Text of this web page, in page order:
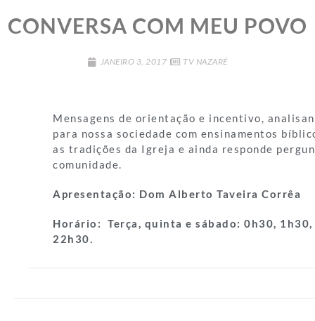
CONVERSA COM MEU POVO
JANEIRO 3, 2017 TV NAZARÉ
Mensagens de orientação e incentivo,
para nossa sociedade com ensinamentos
as tradições da Igreja e ainda responde
comunidade.
Apresentação: Dom Alberto Taveira Corrêa
Horário:
Terça, quinta e sábado: 0h30,
22h30.